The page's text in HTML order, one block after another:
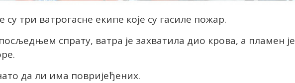
су три ватрогасне екипе које су гасиле пожар.
спрату, ватра је захватила дио крова, а пламен је
да ли има повријеђених.